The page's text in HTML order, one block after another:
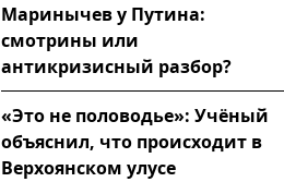
Маринычев у Путина:
смотрины или
антикризисный разбор?
«Это не половодье»: Учёный
объяснил, что происходит в
Верхоянском улусе